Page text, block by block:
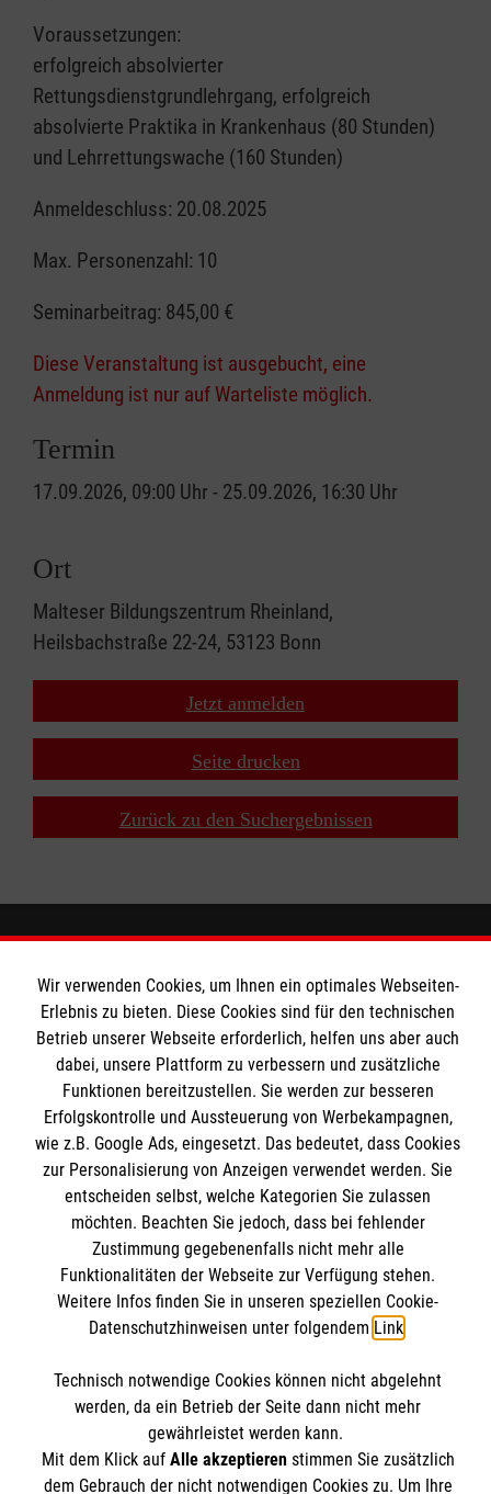
Voraussetzungen:
erfolgreich absolvierter
Rettungsdienstgrundlehrgang, erfolgreich
absolvierte Praktika in Krankenhaus (80 Stunden)
und Lehrrettungswache (160 Stunden)
Anmeldeschluss: 20.08.2025
Max. Personenzahl: 10
Seminarbeitrag: 845,00 €
Diese Veranstaltung ist ausgebucht, eine
Anmeldung ist nur auf Warteliste möglich.
Termin
17.09.2026, 09:00 Uhr - 25.09.2026, 16:30 Uhr
Ort
Malteser Bildungszentrum Rheinland,
Heilsbachstraße 22-24, 53123 Bonn
Jetzt anmelden
Seite drucken
Zurück zu den Suchergebnissen
Wir Malteser
Spenden und Helfen
Angebote und Leistungen
Unsere Kurse
Mitarbeiten
Wir Malteser
Informationen
Downloads
Impressum
Datenschutz
Malteser online
Malteserorden
Malteser Jugend
Malteser International
Mediathek
Soziale Netzwerke
Der Malteser Hilfsdienst e.V. ist als eingetragene
Wir verwenden Cookies, um Ihnen ein optimales Webseiten-
Erlebnis zu bieten. Diese Cookies sind für den technischen
Betrieb unserer Webseite erforderlich, helfen uns aber auch
dabei, unsere Plattform zu verbessern und zusätzliche
Funktionen bereitzustellen. Sie werden zur besseren
Erfolgskontrolle und Aussteuerung von Werbekampagnen,
wie z.B. Google Ads, eingesetzt. Das bedeutet, dass Cookies
zur Personalisierung von Anzeigen verwendet werden. Sie
entscheiden selbst, welche Kategorien Sie zulassen
möchten. Beachten Sie jedoch, dass bei fehlender
Zustimmung gegebenenfalls nicht mehr alle
Funktionalitäten der Webseite zur Verfügung stehen.
Weitere Infos finden Sie in unseren speziellen Cookie-
Datenschutzhinweisen unter folgendem Link.
Technisch notwendige Cookies können nicht abgelehnt
werden, da ein Betrieb der Seite dann nicht mehr
gewährleistet werden kann.
Mit dem Klick auf Alle akzeptierenstimmen Sie zusätzlich
dem Gebrauch der nicht notwendigen Cookies zu. Um Ihre